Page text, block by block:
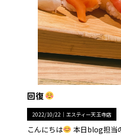
回復
2022/10/22｜ エスティー天王寺店
こんにちは 本日blog担当